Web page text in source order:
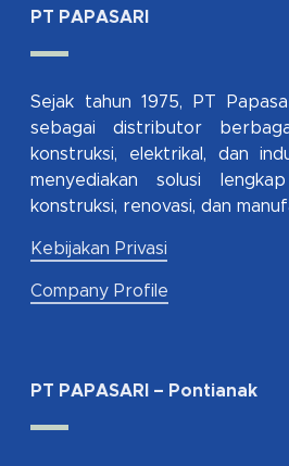
PT PAPASARI
Sejak tahun 1975, PT
sebagai distributor
konstruksi, elektrikal, dan
menyediakan solusi
konstruksi, renovasi, dan
Kebijakan Privasi
Company Profile
PT PAPASARI – Pontianak